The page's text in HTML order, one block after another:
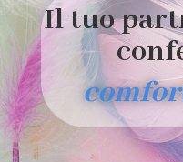
Il tuo